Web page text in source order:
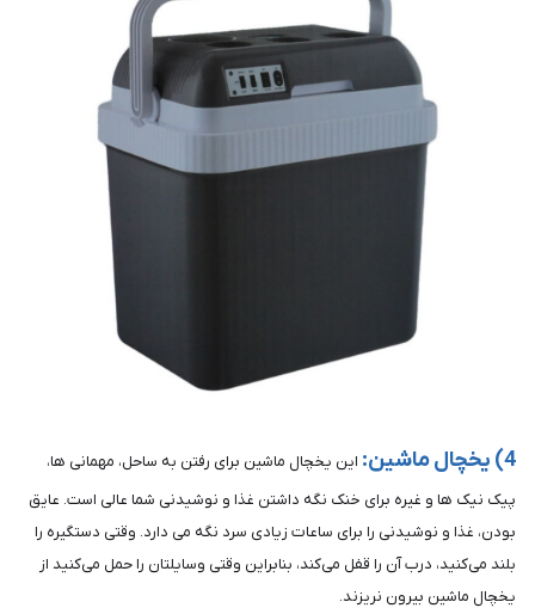
4) یخچال ماشین:
این یخچال ماشین برای رفتن به ساحل، مهمانی ها،
پیک نیک ها و غیره برای خنک نگه داشتن غذا و نوشیدنی شما عالی است. عایق
بودن، غذا و نوشیدنی را برای ساعات زیادی سرد نگه می دارد. وقتی دستگیره را
بلند می‌کنید، درب آن را قفل می‌کند، بنابراین وقتی وسایلتان را حمل می‌کنید از
یخچال ماشین بیرون نریزند.